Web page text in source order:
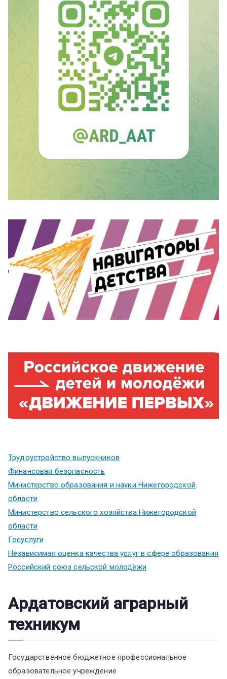
Трудоустройство выпускников
Финансовая безопасность
Министерство образования и науки Нижегородской
области
Министерство сельского хозяйства Нижегородской
области
Госуслуги
Независимая оценка качества услуг в сфере образования
Российский союз сельской молодёжи
Ардатовский аграрный
техникум
Государственное бюджетное профессиональное
образовательное учреждение